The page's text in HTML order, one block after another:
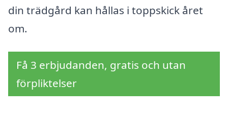
din trädgård kan hållas i toppskick året
om.
Få 3 erbjudanden, gratis och utan
förpliktelser